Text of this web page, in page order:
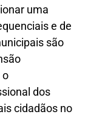
uma
e de
são
o
dos
cidadãos no